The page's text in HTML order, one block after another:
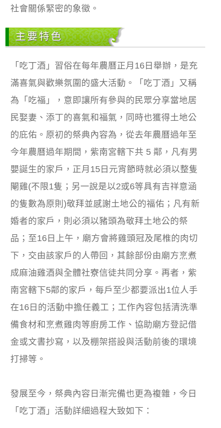
社會關係緊密的象徵。
主要特色
「吃丁酒」習俗在每年農曆正月16日舉辦，是充
滿喜氣與歡樂氛圍的盛大活動。「吃丁酒」又稱
為「吃福」，意即讓所有參與的民眾分享當地居
民娶妻、添丁的喜氣和福氣，同時也獲得土地公
的庇佑。原初的祭典內容為，從去年農曆過年至
今年農曆過年期間，紫南宮轄下共 5 鄰，凡有男
嬰誕生的家戶，正月15日元宵節時就必須以整隻
閹雞(不限1隻；另一說是以2或6等具有吉祥意涵
的隻數為原則)敬拜並感謝土地公的福佑；凡有新
婚者的家戶，則必須以豬頭為敬拜土地公的祭
品；至16日上午，廟方會將雞頭冠及尾椎的肉切
下，交由該家戶的人帶回，其餘部份由廟方烹煮
成麻油雞酒與全體社寮信徒共同分享。再者，紫
南宮轄下5鄰的家戶，每戶至少都要派出1位人手
在16日的活動中擔任義工；工作內容包括清洗準
備食材和烹煮雞肉等廚房工作、協助廟方登記借
金或文書抄寫，以及棚架搭設與活動前後的環境
打掃等。
發展至今，祭典內容日漸完備也更為複雜，今日
「吃丁酒」活動詳細過程大致如下：